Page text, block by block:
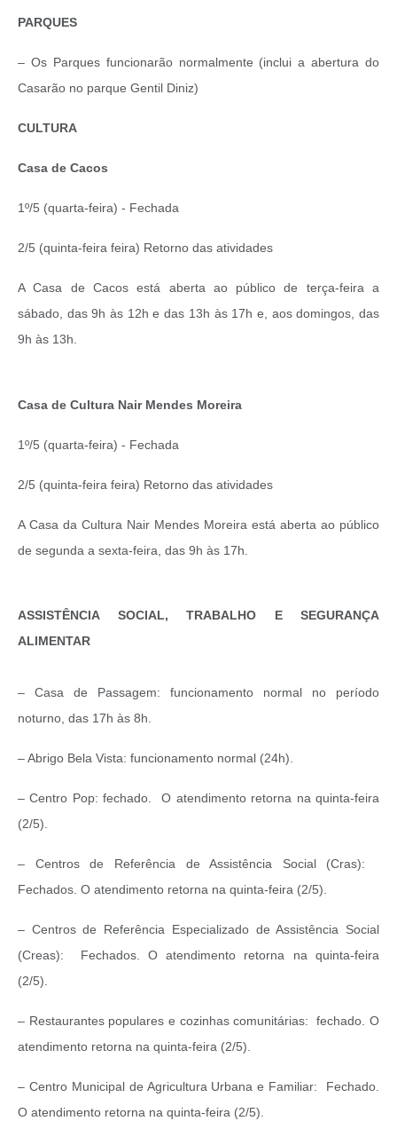
PARQUES
– Os Parques funcionarão normalmente (inclui a abertura do
Casarão no parque Gentil Diniz)
CULTURA
Casa de Cacos
1º/5 (quarta-feira) - Fechada
2/5 (quinta-feira feira) Retorno das atividades
A Casa de Cacos está aberta ao público de terça-feira a
sábado, das 9h às 12h e das 13h às 17h e, aos domingos, das
9h às 13h.
Casa de Cultura Nair Mendes Moreira
1º/5 (quarta-feira) - Fechada
2/5 (quinta-feira feira) Retorno das atividades
A Casa da Cultura Nair Mendes Moreira está aberta ao público
de segunda a sexta-feira, das 9h às 17h.
ASSISTÊNCIA SOCIAL, TRABALHO E SEGURANÇA
ALIMENTAR
– Casa de Passagem: funcionamento normal no período
noturno, das 17h às 8h.
– Abrigo Bela Vista: funcionamento normal (24h).
– Centro Pop: fechado. O atendimento retorna na quinta-feira
(2/5).
– Centros de Referência de Assistência Social (Cras):
Fechados. O atendimento retorna na quinta-feira (2/5).
– Centros de Referência Especializado de Assistência Social
(Creas): Fechados. O atendimento retorna na quinta-feira
(2/5).
– Restaurantes populares e cozinhas comunitárias: fechado. O
atendimento retorna na quinta-feira (2/5).
– Centro Municipal de Agricultura Urbana e Familiar: Fechado.
O atendimento retorna na quinta-feira (2/5).